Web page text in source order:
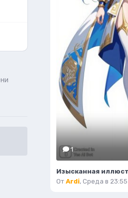
1
От Ardi, Среда в 23:55